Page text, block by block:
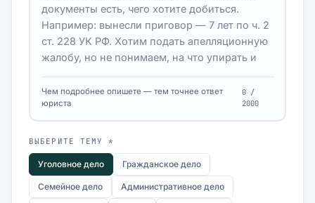
Чем подробнее опишете — тем точнее ответ
юриста
0 /
2000
ВЫБЕРИТЕ ТЕМУ *
Уголовное дело Гражданское дело
Семейное дело Административное дело